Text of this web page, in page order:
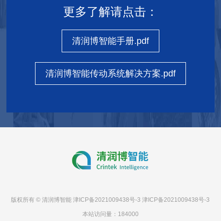
更多了解请点击：
清润博智能手册.pdf
清润博智能传动系统解决方案.pdf
版权所有 © 清润博智能 津ICP备2021009438号-3 津ICP备2021009438号-3
本站访问量： 184000